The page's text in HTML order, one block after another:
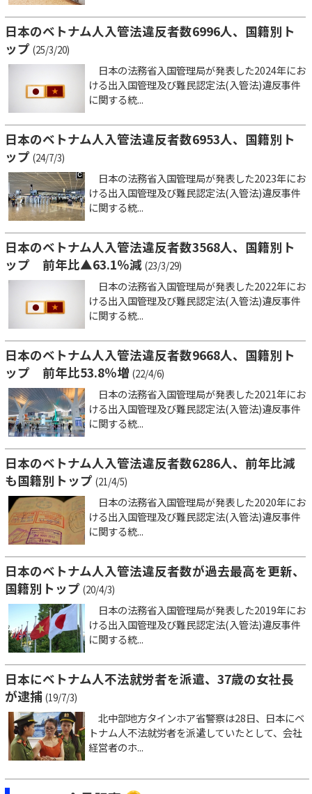
日本のベトナム人入管法違反者数6996人、国籍別ト
ップ (25/3/20)
日本の法務省入国管理局が発表した2024年にお
ける出入国管理及び難民認定法(入管法)違反事件
に関する統...
日本のベトナム人入管法違反者数6953人、国籍別ト
ップ (24/7/3)
日本の法務省入国管理局が発表した2023年にお
ける出入国管理及び難民認定法(入管法)違反事件
に関する統...
日本のベトナム人入管法違反者数3568人、国籍別ト
ップ 前年比▲63.1％減 (23/3/29)
日本の法務省入国管理局が発表した2022年にお
ける出入国管理及び難民認定法(入管法)違反事件
に関する統...
日本のベトナム人入管法違反者数9668人、国籍別ト
ップ 前年比53.8％増 (22/4/6)
日本の法務省入国管理局が発表した2021年にお
ける出入国管理及び難民認定法(入管法)違反事件
に関する統...
日本のベトナム人入管法違反者数6286人、前年比減
も国籍別トップ (21/4/5)
日本の法務省入国管理局が発表した2020年にお
ける出入国管理及び難民認定法(入管法)違反事件
に関する統...
日本のベトナム人入管法違反者数が過去最高を更新、
国籍別トップ (20/4/3)
日本の法務省入国管理局が発表した2019年にお
ける出入国管理及び難民認定法(入管法)違反事件
に関する統...
日本にベトナム人不法就労者を派遣、37歳の女社長
が逮捕 (19/7/3)
北中部地方タインホア省警察は28日、日本にベ
トナム人不法就労者を派遣していたとして、会社
経営者のホ...